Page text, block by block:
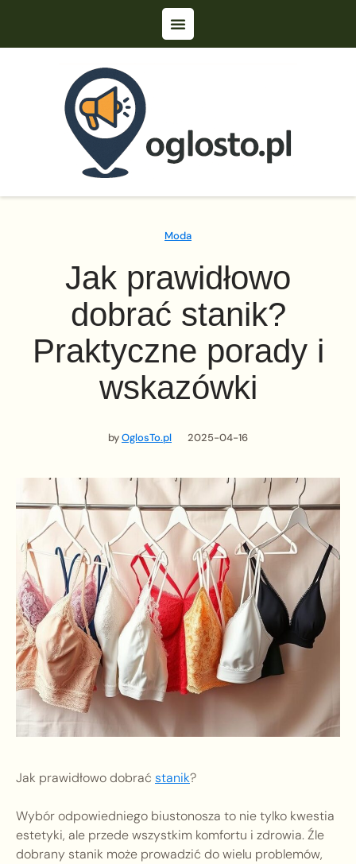
Moda
Jak prawidłowo
dobrać stanik?
Praktyczne porady i
wskazówki
byOglosTo.pl 2025-04-16
Jak prawidłowo dobrać stanik?
Wybór odpowiedniego biustonosza to nie tylko kwestia
estetyki, ale przede wszystkim komfortu i zdrowia. Źle
dobrany stanik może prowadzić do wielu problemów,